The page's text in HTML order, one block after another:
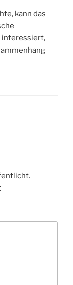
kann das
interessiert,